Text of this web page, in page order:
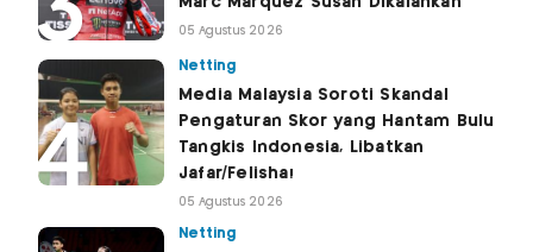
05 Agustus 2026
Netting
Media Malaysia Soroti Skandal
Pengaturan Skor yang Hantam Bulu
Tangkis Indonesia, Libatkan
Jafar/Felisha!
05 Agustus 2026
Netting